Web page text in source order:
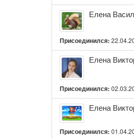
Елена
Васильевна
Ваценко(
Елена
Присоединился:
Елена
Викторовна
Варзар(
elena.varzar-
98@mail.ru)
Елена
Присоединился:
Елена
Викторовна
Идрисова(
lelechunchik@mail.ru)
Елена
Присоединился: